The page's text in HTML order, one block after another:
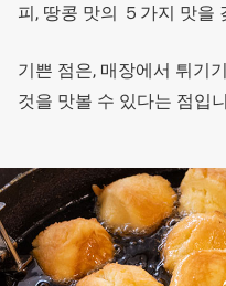
피, 땅콩 맛의 ５가지 맛을
기쁜 점은, 매장에서 튀기
것을 맛볼 수 있다는 점입